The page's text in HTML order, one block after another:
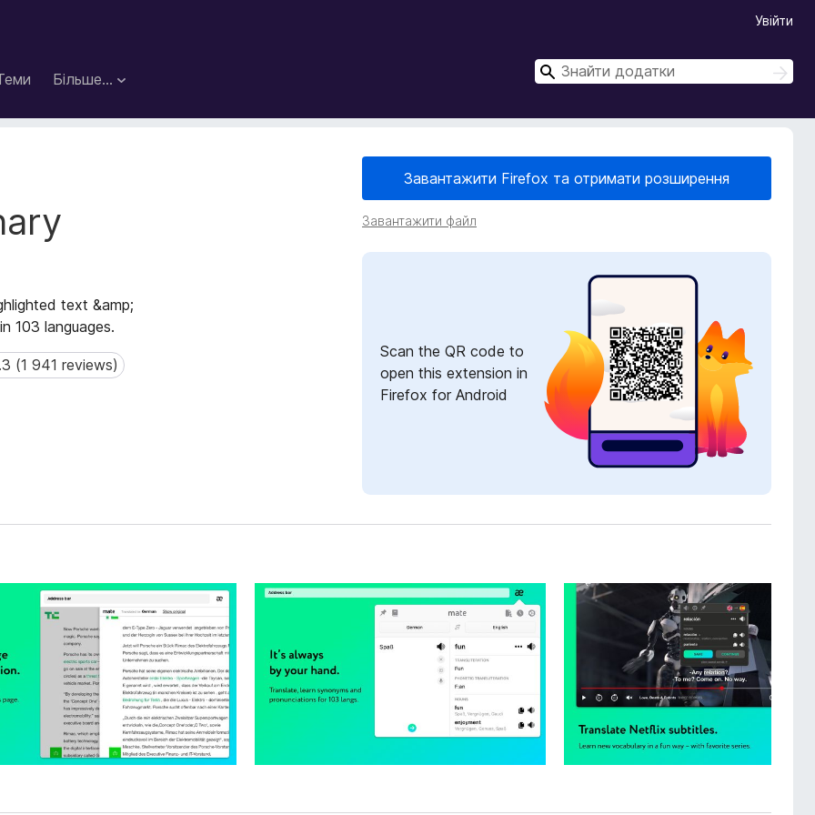
Більше…
Увійти
П
к
П
о
у
text &amp;
103 languages.
941 reviews)
(1 941 reviews)
Завантажити Firefox та отримати розширення
Завантажити файл
Scan the QR code to
open this extension in
Firefox for Android